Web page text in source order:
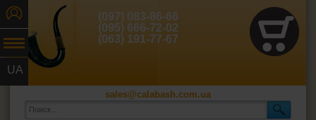
UA
(097) 083-86-66
(095) 666-72-02
(063) 191-77-67
sales@calabash.com.ua